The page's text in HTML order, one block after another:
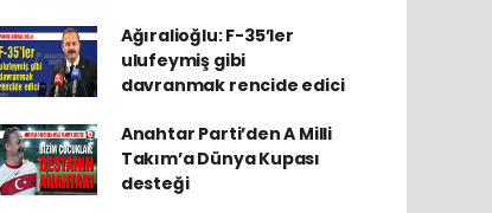
Ağıralioğlu: F-35’ler
ulufeymiş gibi
davranmak rencide edici
Anahtar Parti’den A Milli
Takım’a Dünya Kupası
desteği